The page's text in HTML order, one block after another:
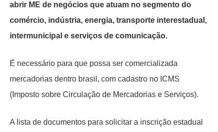
abrir ME de negócios que atuam no segmento do
comércio, indústria, energia, transporte interestadual,
intermunicipal e serviços de comunicação.
É necessário para que possa ser comercializada
mercadorias dentro brasil, com cadastro no ICMS
(Imposto sobre Circulação de Mercadorias e Serviços).
A lista de documentos para solicitar a inscrição estadual